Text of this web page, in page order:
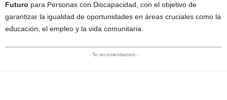
Futuro para Personas con Discapacidad, con el objetivo de
garantizar la igualdad de oportunidades en áreas cruciales como la
educación, el empleo y la vida comunitaria.
- Te recomendamos -